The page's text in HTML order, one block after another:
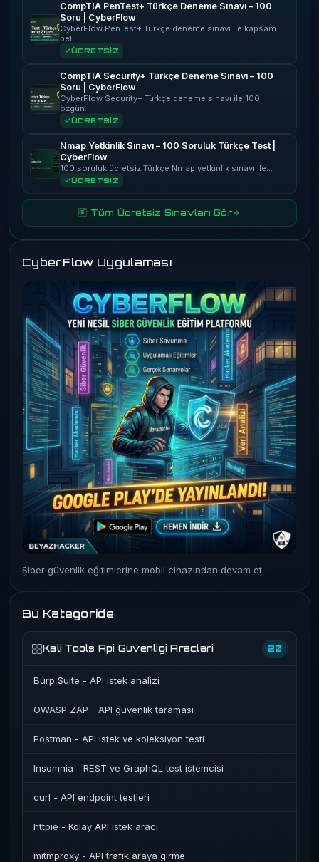
CompTIA PenTest+ Türkçe Deneme Sınavı – 100
Soru | CyberFlow
CyberFlow PenTest+ Türkçe deneme sınavı ile kapsam
bel…
ÜCRETSİZ
CompTIA Security+ Türkçe Deneme Sınavı – 100
Soru | CyberFlow
CyberFlow Security+ Türkçe deneme sınavı ile 100
özgün…
ÜCRETSİZ
Nmap Yetkinlik Sınavı – 100 Soruluk Türkçe Test |
CyberFlow
100 soruluk ücretsiz Türkçe Nmap yetkinlik sınavı ile…
ÜCRETSİZ
🆓 Tüm Ücretsiz Sınavları Gör
CyberFlow Uygulaması
Siber güvenlik eğitimlerine mobil cihazından devam et.
Bu Kategoride
Kali Tools Api Guvenligi Araclari 20
Burp Suite - API istek analizi
OWASP ZAP - API güvenlik taraması
Postman - API istek ve koleksiyon testi
Insomnia - REST ve GraphQL test istemcisi
curl - API endpoint testleri
httpie - Kolay API istek aracı
mitmproxy - API trafik araya girme